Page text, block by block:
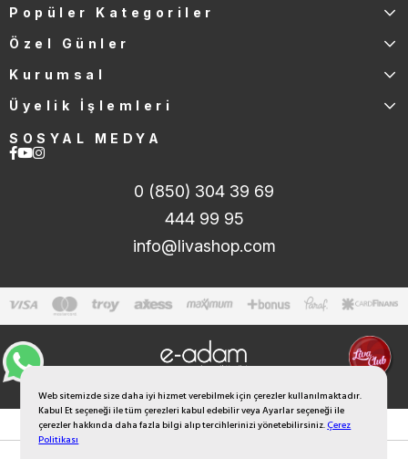
Web sitemizde size daha iyi hizmet verebilmek için çerezler kullanılmaktadır.
Kabul Et seçeneği ile tüm çerezleri kabul edebilir veya Ayarlar seçeneği ile
çerezler hakkında daha fazla bilgi alıp tercihlerinizi yönetebilirsiniz.Çerez
Politikası
Popüler Kategoriler
Özel Günler
Kurumsal
Üyelik İşlemleri
SOSYAL MEDYA
0 (850) 304 39 69
444 99 95
info@livashop.com